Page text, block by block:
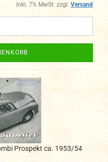
inkl. 7% MwSt. zzgl. Versand
Prospekt ca. 1953/54